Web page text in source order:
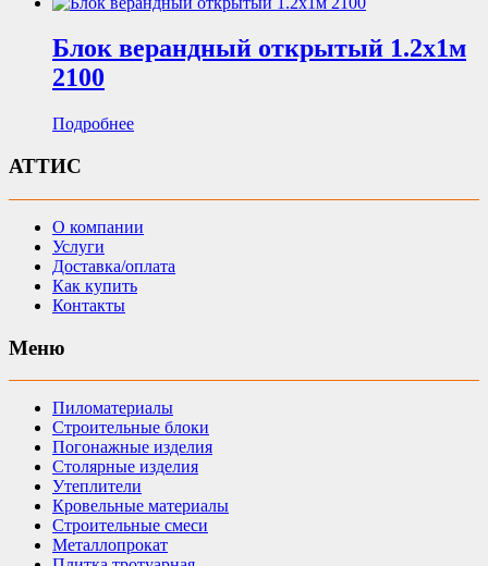
Блок верандный открытый 1.2х1м
2100
Подробнее
АТТИС
О компании
Услуги
Доставка/оплата
Как купить
Контакты
Меню
Пиломатериалы
Строительные блоки
Погонажные изделия
Столярные изделия
Утеплители
Кровельные материалы
Строительные смеси
Металлопрокат